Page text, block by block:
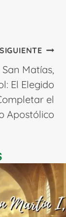
SIGUIENTE
San Matías,
El Elegido
el
Apostólico